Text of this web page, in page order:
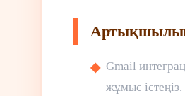
Gmail
жұмыс істеңіз.